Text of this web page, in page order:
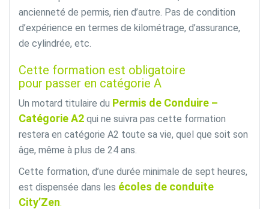
ancienneté de permis, rien d’autre. Pas de condition
d’expérience en termes de kilométrage, d’assurance,
de cylindrée, etc.
Cette formation est obligatoire
pour passer en catégorie A
Un motard titulaire du Permis de Conduire –
Catégorie A2 qui ne suivra pas cette formation
restera en catégorie A2 toute sa vie, quel que soit son
âge, même à plus de 24 ans.
Cette formation, d’une durée minimale de sept heures,
est dispensée dans les écoles de conduite
City’Zen.